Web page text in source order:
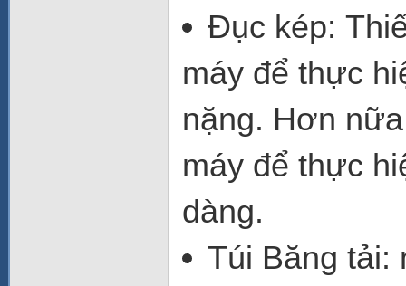
Đục kép:
máy để thực
nặng. Hơn
máy để thực
dàng.
Túi Băng tải: